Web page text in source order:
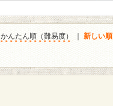
かんたん順（難易度） 新しい順